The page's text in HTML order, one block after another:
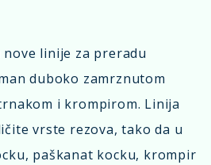
linije za preradu
duboko zamrznutom
i krompirom. Linija
vrste rezova, tako da u
paškanat kocku, krompir